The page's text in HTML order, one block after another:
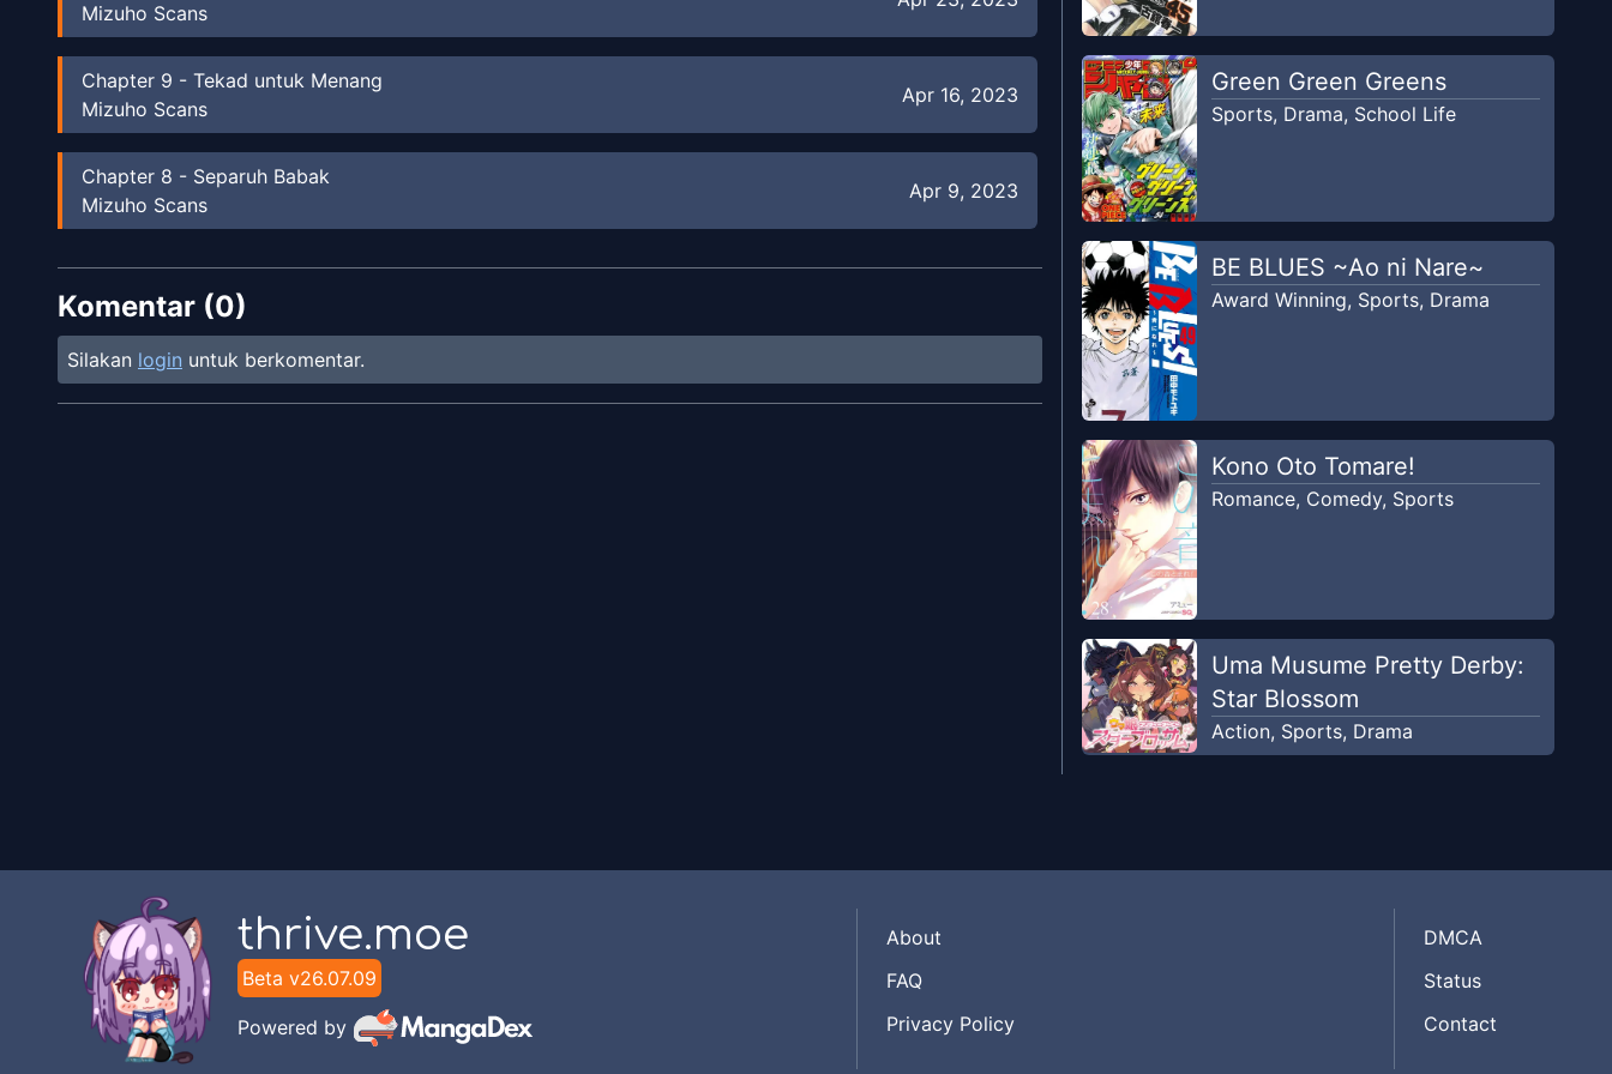
Mizuho Scans
Chapter 9 - Tekad untuk Menang
Mizuho Scans
Apr 16, 2023
Chapter 8 - Separuh Babak
Mizuho Scans
Apr 9, 2023
Chapter7-Perpecahan
Mizuho Scans
Komentar (0)
Silakan login untuk berkomentar.
Green Green Greens
Sports, Drama, School Life
BE BLUES ~Ao ni Nare~
Award Winning, Sports, Drama
Kono Oto Tomare!
Romance, Comedy, Sports
Uma Musume Pretty Derby:
Star Blossom
Action, Sports, Drama
thrive.moe
Beta v26.07.09
Powered by
About
FAQ
Privacy Policy
DMCA
Status
Contact